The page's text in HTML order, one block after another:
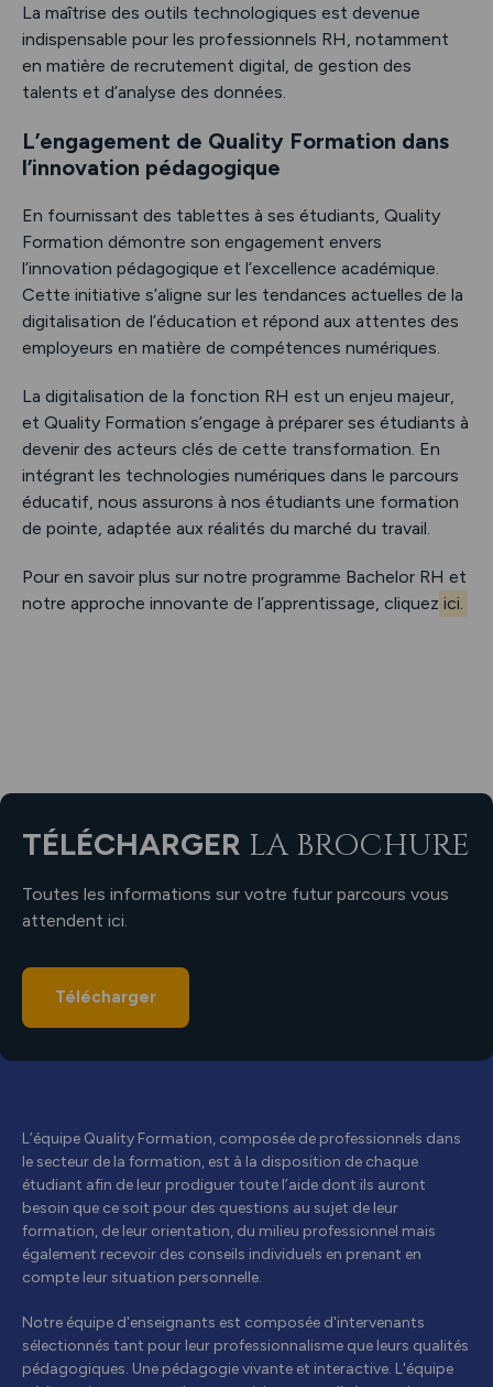
La maîtrise des outils technologiques est devenue
indispensable pour les professionnels RH, notamment
en matière de recrutement digital, de gestion des
talents et d’analyse des données.
L’engagement de Quality Formation dans
l’innovation pédagogique
En fournissant des tablettes à ses étudiants, Quality
Formation démontre son engagement envers
l’innovation pédagogique et l’excellence académique.
Cette initiative s’aligne sur les tendances actuelles de la
digitalisation de l’éducation et répond aux attentes des
employeurs en matière de compétences numériques.
La digitalisation de la fonction RH est un enjeu majeur,
et Quality Formation s’engage à préparer ses étudiants à
devenir des acteurs clés de cette transformation. En
intégrant les technologies numériques dans le parcours
éducatif, nous assurons à nos étudiants une formation
de pointe, adaptée aux réalités du marché du travail.
Pour en savoir plus sur notre programme Bachelor RH et
notre approche innovante de l’apprentissage, cliquez ici.
TÉLÉCHARGER LA BROCHURE
Toutes les informations sur votre futur parcours vous
attendent ici.
Télécharger
L’équipe Quality Formation, composée de professionnels dans
le secteur de la formation, est à la disposition de chaque
étudiant afin de leur prodiguer toute l’aide dont ils auront
besoin que ce soit pour des questions au sujet de leur
formation, de leur orientation, du milieu professionnel mais
également recevoir des conseils individuels en prenant en
compte leur situation personnelle.
Notre équipe d'enseignants est composée d'intervenants
sélectionnés tant pour leur professionnalisme que leurs qualités
pédagogiques. Une pédagogie vivante et interactive. L'équipe